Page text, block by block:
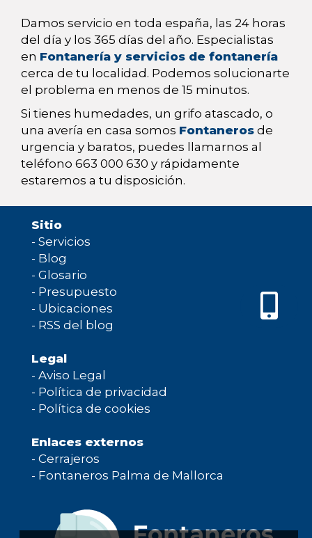
Damos servicio en toda españa, las 24 horas
del día y los 365 días del año. Especialistas
en Fontanería y servicios de fontanería
cerca de tu localidad. Podemos solucionarte
el problema en menos de 15 minutos.
Si tienes humedades, un grifo atascado, o
una avería en casa somos Fontaneros de
urgencia y baratos, puedes llamarnos al
teléfono 663 000 630 y rápidamente
estaremos a tu disposición.
Sitio
- Servicios
- Blog
- Glosario
- Presupuesto
- Ubicaciones
- RSS del blog
Legal
- Aviso Legal
- Política de privacidad
- Política de cookies
Enlaces externos
- Cerrajeros
- Fontaneros Palma de Mallorca